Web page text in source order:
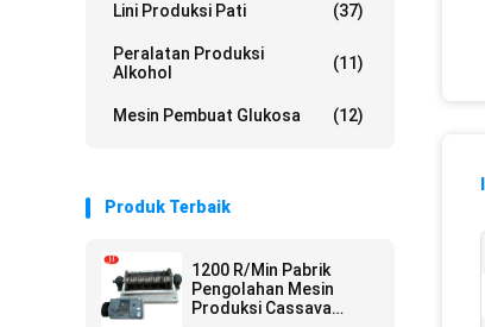
Lini Produksi Pati (37)
Peralatan Produksi
Alkohol
(11)
Mesin Pembuat Glukosa (12)
Produk Terbaik
1200 R/Min Pabrik
Pengolahan Mesin
Produksi Cassava